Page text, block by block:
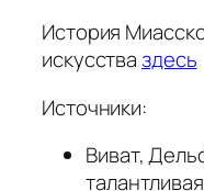
История
искусстваздесь
Источники:
Виват,